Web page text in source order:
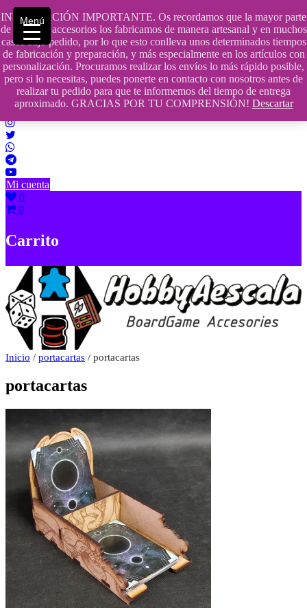
INFORMACIÓN IMPORTANTE. Os recordamos que la mayor parte
de nuestros accesorios los fabricamos de manera artesanal y en muchos
casos bajo pedido, por lo que esto conlleva unos determinados tiempos
de fabricación y preparación, y más especialmente en los artículos con
personalización. Procuramos realizar los envíos lo más rápido posible,
pero si lo necesitas, puedes ponerte en contacto con nosotros antes de
realizar tu pedido para que te informemos del tiempo de entrega
aproximado. GRACIAS POR TU COMPRENSIÓN! Descartar
Saltar
contenido
609241475 SOLO DE 10:00 a 14:00
info@hobbyaescala.com
San Fernando de Henares
10:00 - 14:00
Mi cuenta
0
0
Carrito
Inicio / portacartas / portacartas
portacartas
Menú